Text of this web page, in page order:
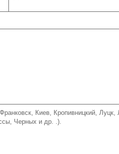
Киев, Кропивницкий,
Хмельницкий,